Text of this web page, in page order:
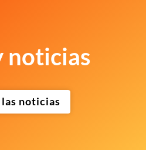
noticias
las noticias